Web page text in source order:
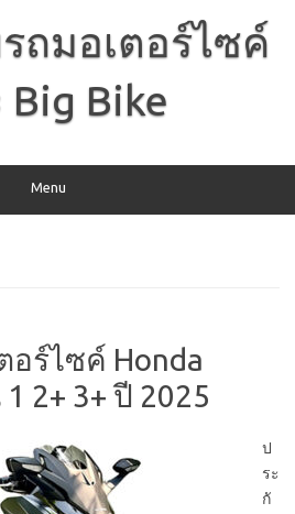
ถมอเตอร์ไซค์
Big Bike
Menu
อร์ไซค์ Honda
2+ 3+ ปี 2025
ป
ระ
กั